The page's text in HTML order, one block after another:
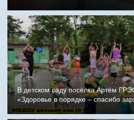
В детском саду посёлка Артём
«Здоровье в порядке – спасибо